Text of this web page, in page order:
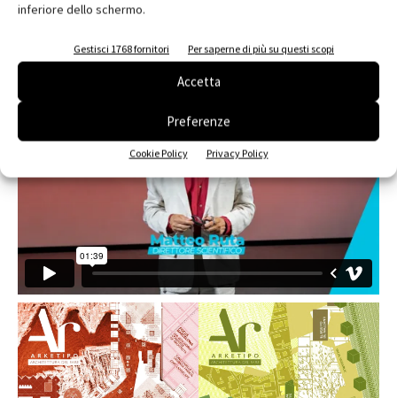
inferiore dello schermo.
Gestisci 1768 fornitori Per saperne di più su questi scopi
Accetta
Preferenze
Cookie Policy Privacy Policy
EDICOLA